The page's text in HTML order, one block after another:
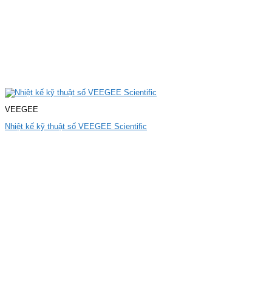
VEEGEE
Nhiệt kế kỹ thuật số VEEGEE Scientific